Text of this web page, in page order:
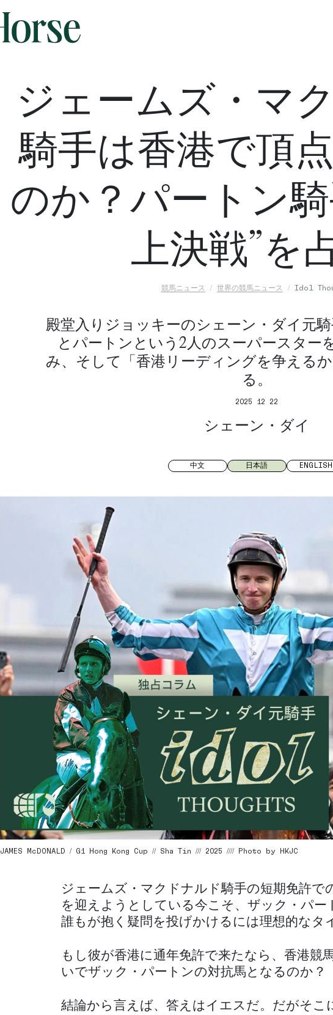
ジェームズ・マ
騎手は香港で頂
のか？パートン
上決戦”を
競馬ニュース 世界の競馬ニュース Idol
殿堂入りジョッキーのシェーン・ダイ元
とパートンという2人のスーパースター
み、そして「香港リーディングを争える
る。
2025 12 22
シェーン・ダイ
中文 日本語 ENGLISH
JAMES McDONALD / G1 Hong Kong Cup // Sha Tin /// 2025 //// Photo by HKJC
ジェームズ・マクドナルド騎手の短期免許で
を迎えようとしている今こそ、ザック・パー
誰もが抱く疑問を投げかけるには理想的なタ
もし彼が香港に通年免許で来たなら、香港競
いでザック・パートンの対抗馬となるのか？
結論から言えば、答えはイエスだ。だがそこ